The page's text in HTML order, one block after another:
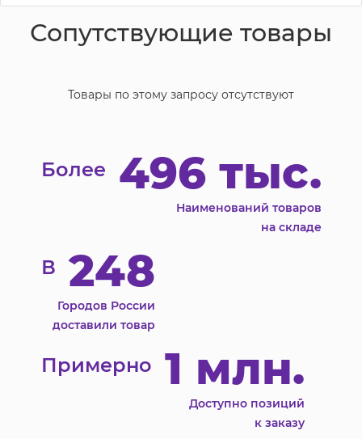
Сопутствующие товары
Товары по этому запросу отсутствуют
Более 496 тыс.
Наименований товаров
на складе
В 248
Городов России
доставили товар
Примерно 1 млн.
Доступно позиций
к заказу